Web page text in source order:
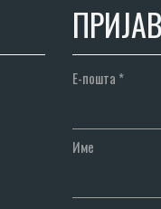
Е-пошта *
Име